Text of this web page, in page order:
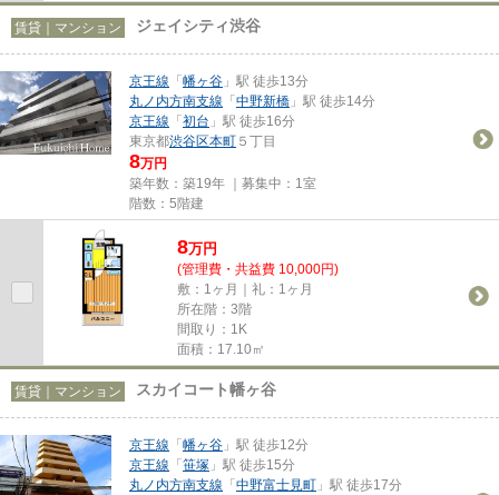
賃貸｜マンション ジェイシティ渋谷
京王線 「幡ヶ谷 」駅 徒歩13分
丸ノ内方南支線 「中野新橋 」駅 徒歩14分
京王線 「初台 」駅 徒歩16分
東京都渋谷区本町 ５丁目
8万円
築年数：築19年 ｜募集中： 1室
階数：5階建
8万円
(管理費・共益費 10,000円)
敷：1ヶ月｜礼：1ヶ月
所在階：3階
間取り：1K
面積：17.10㎡
賃貸｜マンション スカイコート幡ヶ谷
京王線 「幡ヶ谷 」駅 徒歩12分
京王線 「笹塚 」駅 徒歩15分
丸ノ内方南支線 「中野富士見町 」駅 徒歩17分